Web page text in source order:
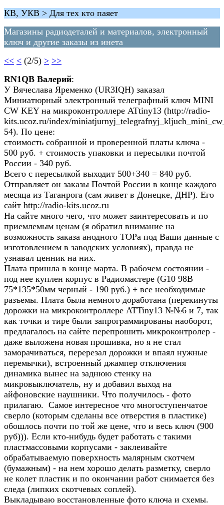
КВ, УКВ > Для тех кто паяет
Магазины радиодеталей и материалов, электронный
ключ и другие заказы из инета
<< < (2/5) > >>
RN1QB Валерий:
У Вячеслава Яременко (UR3IQH) заказал
Миниатюрный электронный телеграфный ключ MINI
CW KEY на микроконтроллере ATtiny13 (http://radio-
kits.ucoz.ru/index/
54). По цене:
стоимость собранной и проверенной платы ключа -
500 руб. + стоимость упаковки и пересылки почтой
России - 340 руб.
Всего с пересылкой выходит 500+340 = 840 руб.
Отправляет он заказы Почтой России в конце каждого
месяца из Таганрога (сам живет в Донецке, ДНР). Его
сайт http://radio-kits.ucoz.ru
На сайте много чего, что может заинтересовать и по
приемлемым ценам (я обратил внимание на
возможность заказа анодного ТОРа под Ваши данные с
изготовлением в заводских условиях), правда не
узнавал ценник на них.
Плата пришла в конце марта. В рабочем состоянии -
под нее куплен корпус в Радиомастере (G10 98B
75*135*50мм черный - 190 руб.) + все необходимые
разъемы. Плата была немного доработана (перекинуты
дорожки на микроконтроллере ATTiny13 №№6 и 7, так
как точки и тире были запрограммированы наоборот,
предлагалось на сайте перепрошить микроконтролер -
даже выложена новая прошивка, но я не стал
заморачиваться, перерезал дорожки и впаял нужные
перемычки), встроенный джампер отключения
динамика вынес на заднюю стенку на
микровыключатель, ну и добавил выход на
айфоновские наушники. Что получилось - фото
прилагаю. Самое интересное что многоступенчатое
сверло (которым сделаны все отверстия в пластике)
обошлось почти по той же цене, что и весь ключ (900
руб))). Если кто-нибудь будет работать с такими
пластмассовыми корпусами - заклеивайте
обрабатываемую поверхность малярным скотчем
(бумажным) - на нем хорошо делать разметку, сверло
не колет пластик и по окончании работ снимается без
следа (липких скотчевых соплей).
Выкладываю восстановленные фото ключа и схемы.